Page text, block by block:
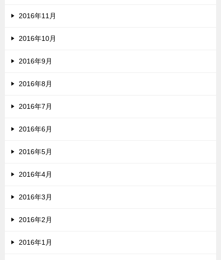
2016年11月
2016年10月
2016年9月
2016年8月
2016年7月
2016年6月
2016年5月
2016年4月
2016年3月
2016年2月
2016年1月